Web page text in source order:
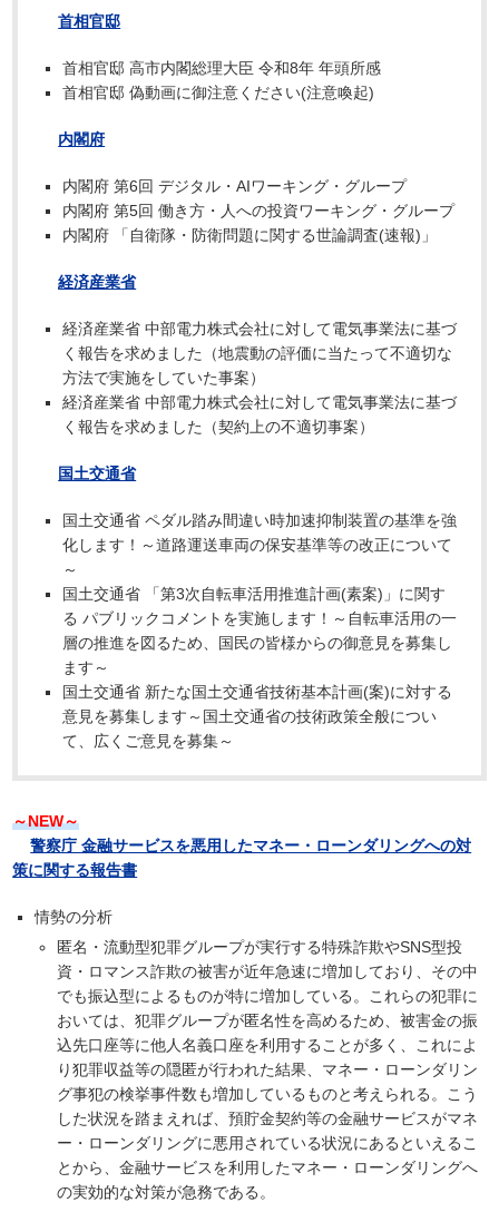
首相官邸
首相官邸 高市内閣総理大臣 令和8年 年頭所感
首相官邸 偽動画に御注意ください(注意喚起)
内閣府
内閣府 第6回 デジタル・AIワーキング・グループ
内閣府 第5回 働き方・人への投資ワーキング・グループ
内閣府 「自衛隊・防衛問題に関する世論調査(速報)」
経済産業省
経済産業省 中部電力株式会社に対して電気事業法に基づ
く報告を求めました（地震動の評価に当たって不適切な
方法で実施をしていた事案）
経済産業省 中部電力株式会社に対して電気事業法に基づ
く報告を求めました（契約上の不適切事案）
国土交通省
国土交通省 ペダル踏み間違い時加速抑制装置の基準を強
化します！～道路運送車両の保安基準等の改正について
～
国土交通省 「第3次自転車活用推進計画(素案)」に関す
る パブリックコメントを実施します！～自転車活用の一
層の推進を図るため、国民の皆様からの御意見を募集し
ます～
国土交通省 新たな国土交通省技術基本計画(案)に対する
意見を募集します～国土交通省の技術政策全般につい
て、広くご意見を募集～
～NEW～
警察庁 金融サービスを悪用したマネー・ローンダリングへの対
策に関する報告書
情勢の分析
匿名・流動型犯罪グループが実行する特殊詐欺やSNS型投
資・ロマンス詐欺の被害が近年急速に増加しており、その中
でも振込型によるものが特に増加している。これらの犯罪に
おいては、犯罪グループが匿名性を高めるため、被害金の振
込先口座等に他人名義口座を利用することが多く、これによ
り犯罪収益等の隠匿が行われた結果、マネー・ローンダリン
グ事犯の検挙事件数も増加しているものと考えられる。こう
した状況を踏まえれば、預貯金契約等の金融サービスがマネ
ー・ローンダリングに悪用されている状況にあるといえるこ
とから、金融サービスを利用したマネー・ローンダリングへ
の実効的な対策が急務である。